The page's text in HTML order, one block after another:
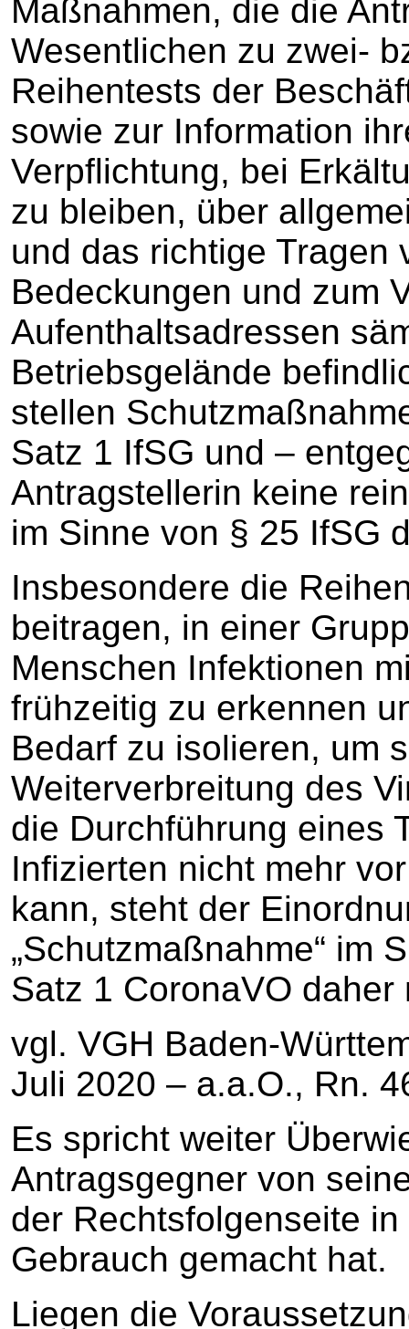
Maßnahmen, die die
Wesentlichen zu zwei-
Reihentests der
sowie zur Information
Verpflichtung, bei
zu bleiben, über
und das richtige Tragen
Bedeckungen und zum
Aufenthaltsadressen
Betriebsgelände
stellen
Satz 1 IfSG und –
Antragstellerin keine
im Sinne von § 25 IfSG
Insbesondere die
beitragen, in einer
Menschen Infektionen
frühzeitig zu erkennen
Bedarf zu isolieren, um
Weiterverbreitung des
die Durchführung eines
Infizierten nicht mehr
kann, steht der
„Schutzmaßnahme“ im
Satz 1 CoronaVO
vgl. VGH Baden-
Juli 2020 – a.a.O., Rn.
Es spricht weiter
Antragsgegner von
der Rechtsfolgenseite
Gebrauch gemacht hat.
Liegen die